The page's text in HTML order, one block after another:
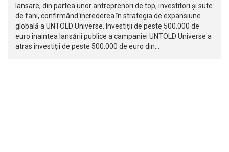
lansare, din partea unor antreprenori de top, investitori și sute
de fani, confirmând încrederea în strategia de expansiune
globală a UNTOLD Universe. Investiții de peste 500.000 de
euro înaintea lansării publice a campaniei UNTOLD Universe a
atras investiții de peste 500.000 de euro din…